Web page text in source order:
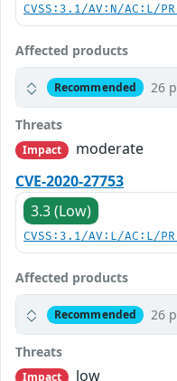
CVSS:3.1/AV:N/AC:L/
Affected products
Recommended 26
Threats
Impact
moderate
CVE-2020-27753
3.3 (Low)
CVSS:3.1/AV:L/AC:L/
Affected products
Recommended 26
Threats
Impact
low